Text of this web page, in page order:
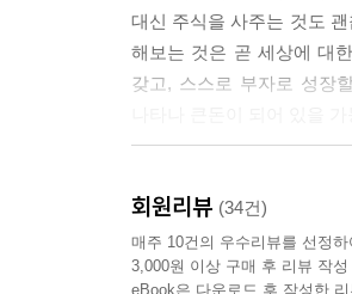
매달 100만 원, 200만 원을
껴서 주식을 사라고. 대부
치부하기도 했다.
원을 전전하게 하는 것보
에 대해 이야길 나눌 수 있
--- 「노후를 위해 주식을
대신 주식을 사주는 것도
해보는 것은 곧 세상에 대
갖고, 스스로 부자로 성장
주식투자자가 투자가 아
기법들의 오류에 대해 상세
좋은 기업을 선택하여 시간
회원리뷰 (34건)
매주 10건의 우수리뷰를 선정
3,000원 이상 구매 후 리뷰 작성
eBook은 다운로드 후 작성한